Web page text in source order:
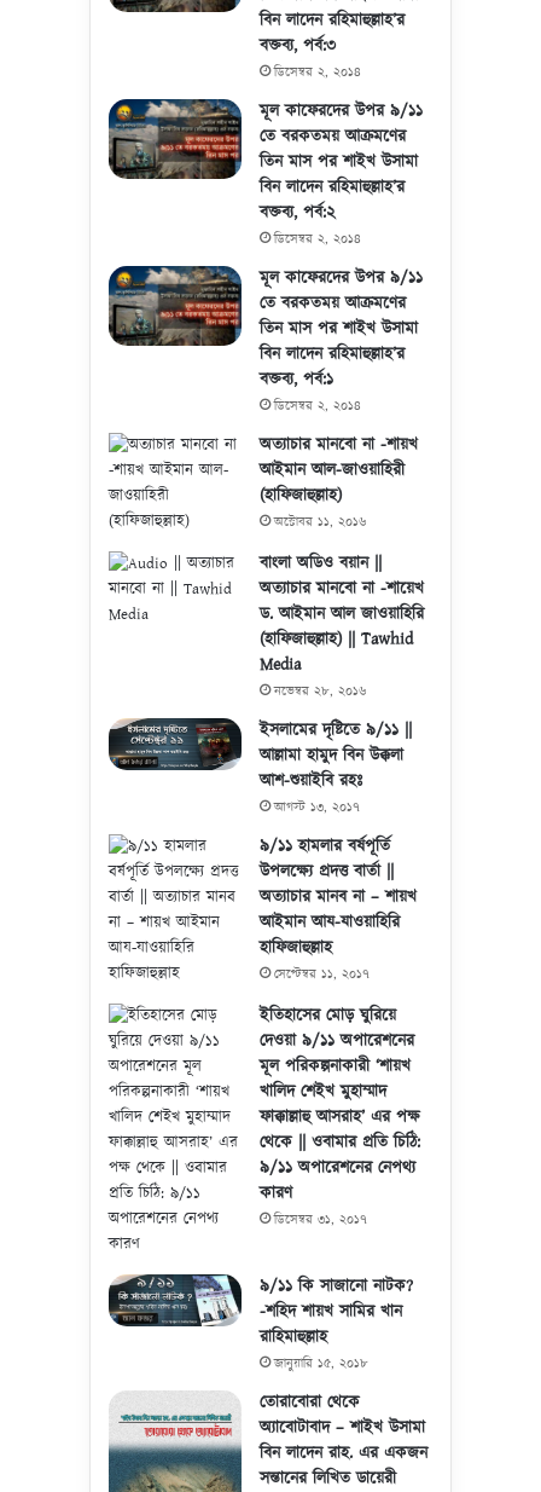
বিন লাদেন রহিমাহুল্লাহ’র
বক্তব্য, পর্ব:৩
ডিসেম্বর ২, ২০১৪
মূল কাফেরদের উপর ৯/১১
তে বরকতময় আক্রমণের
তিন মাস পর শাইখ উসামা
বিন লাদেন রহিমাহুল্লাহ’র
বক্তব্য, পর্ব:২
ডিসেম্বর ২, ২০১৪
মূল কাফেরদের উপর ৯/১১
তে বরকতময় আক্রমণের
তিন মাস পর শাইখ উসামা
বিন লাদেন রহিমাহুল্লাহ’র
বক্তব্য, পর্ব:১
ডিসেম্বর ২, ২০১৪
অত্যাচার মানবো না -শায়খ
আইমান আল-জাওয়াহিরী
(হাফিজাহুল্লাহ)
অক্টোবর ১১, ২০১৬
বাংলা অডিও বয়ান ||
অত্যাচার মানবো না -শায়েখ
ড. আইমান আল জাওয়াহিরি
(হাফিজাহুল্লাহ) || Tawhid
Media
নভেম্বর ২৮, ২০১৬
ইসলামের দৃষ্টিতে ৯/১১ ||
আল্লামা হামুদ বিন উক্কলা
আশ-শুয়াইবি রহঃ
আগস্ট ১৩, ২০১৭
৯/১১ হামলার বর্ষপূর্তি
উপলক্ষ্যে প্রদত্ত বার্তা ||
অত্যাচার মানব না – শায়খ
আইমান আয-যাওয়াহিরি
হাফিজাহুল্লাহ
সেপ্টেম্বর ১১, ২০১৭
ইতিহাসের মোড় ঘুরিয়ে
দেওয়া ৯/১১ অপারেশনের
মূল পরিকল্পনাকারী ‘শায়খ
খালিদ শেইখ মুহাম্মাদ
ফাক্কাল্লাহু আসরাহ’ এর পক্ষ
থেকে || ওবামার প্রতি চিঠি:
৯/১১ অপারেশনের নেপথ্য
কারণ
ডিসেম্বর ৩১, ২০১৭
৯/১১ কি সাজানো নাটক?
-শহিদ শায়খ সামির খান
রাহিমাহুল্লাহ
জানুয়ারি ১৫, ২০১৮
তোরাবোরা থেকে
অ্যাবোটাবাদ – শাইখ উসামা
বিন লাদেন রাহ. এর একজন
সন্তানের লিখিত ডায়েরী